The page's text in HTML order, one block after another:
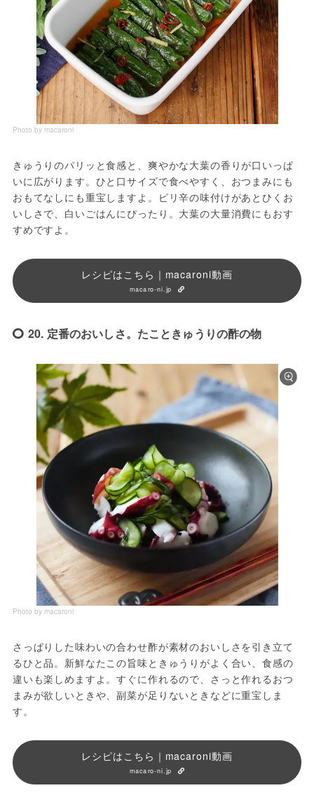
Photo by macaroni
きゅうりのパリッと食感と、爽やかな大葉の香りが口いっぱ
いに広がります。ひと口サイズで食べやすく、おつまみにも
おもてなしにも重宝しますよ。ピリ辛の味付けがあとひくお
いしさで、白いごはんにぴったり。大葉の大量消費にもおす
すめですよ。
レシピはこちら｜macaroni動画
macaro-ni.jp
20. 定番のおいしさ。たこときゅうりの酢の物
Photo by macaroni
さっぱりした味わいの合わせ酢が素材のおいしさを引き立て
るひと品。新鮮なたこの旨味ときゅうりがよく合い、食感の
違いも楽しめますよ。すぐに作れるので、さっと作れるおつ
まみが欲しいときや、副菜が足りないときなどに重宝しま
す。
レシピはこちら｜macaroni動画
macaro-ni.jp